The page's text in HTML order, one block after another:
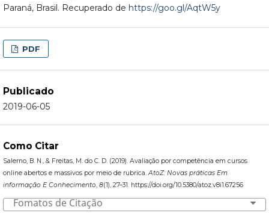
Paraná, Brasil. Recuperado de https://goo.gl/AqtW5y
PDF
Publicado
2019-06-05
Como Citar
Salerno, B. N., & Freitas, M. do C. D. (2019). Avaliação por competência em cursos
online abertos e massivos por meio de rubrica.AtoZ: Novas práticas Em
informação E Conhecimento, 8(1), 27–31. https://doi.org/10.5380/atoz.v8i1.67256
Fomatos de Citação